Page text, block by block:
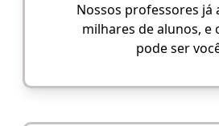
Nossos professores já
milhares de alunos, e
pode ser